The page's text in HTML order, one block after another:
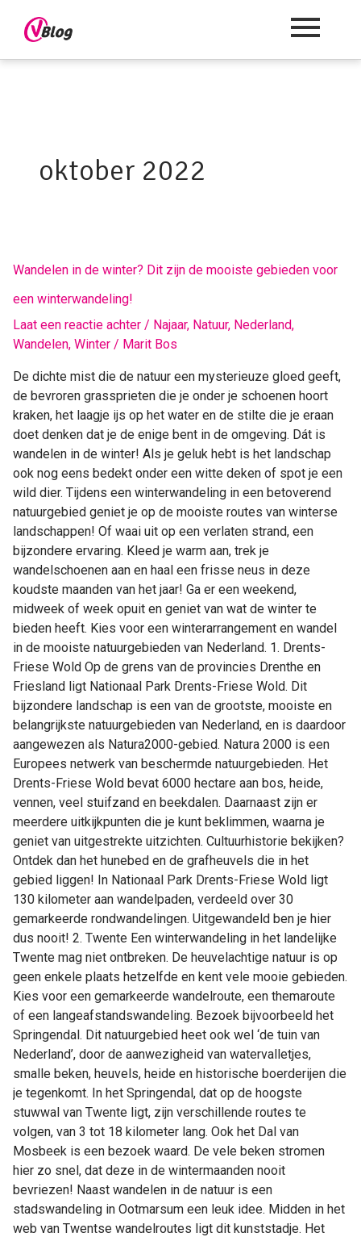
oktober 2022
Wandelen in de winter? Dit zijn de mooiste gebieden voor
een winterwandeling!
Laat een reactie achter / Najaar, Natuur, Nederland,
Wandelen, Winter / Marit Bos
De dichte mist die de natuur een mysterieuze gloed geeft,
de bevroren grassprieten die je onder je schoenen hoort
kraken, het laagje ijs op het water en de stilte die je eraan
doet denken dat je de enige bent in de omgeving. Dát is
wandelen in de winter! Als je geluk hebt is het landschap
ook nog eens bedekt onder een witte deken of spot je een
wild dier. Tijdens een winterwandeling in een betoverend
natuurgebied geniet je op de mooiste routes van winterse
landschappen! Of waai uit op een verlaten strand, een
bijzondere ervaring. Kleed je warm aan, trek je
wandelschoenen aan en haal een frisse neus in deze
koudste maanden van het jaar! Ga er een weekend,
midweek of week opuit en geniet van wat de winter te
bieden heeft. Kies voor een winterarrangement en wandel
in de mooiste natuurgebieden van Nederland. 1. Drents-
Friese Wold Op de grens van de provincies Drenthe en
Friesland ligt Nationaal Park Drents-Friese Wold. Dit
bijzondere landschap is een van de grootste, mooiste en
belangrijkste natuurgebieden van Nederland, en is daardoor
aangewezen als Natura2000-gebied. Natura 2000 is een
Europees netwerk van beschermde natuurgebieden. Het
Drents-Friese Wold bevat 6000 hectare aan bos, heide,
vennen, veel stuifzand en beekdalen. Daarnaast zijn er
meerdere uitkijkpunten die je kunt beklimmen, waarna je
geniet van uitgestrekte uitzichten. Cultuurhistorie bekijken?
Ontdek dan het hunebed en de grafheuvels die in het
gebied liggen! In Nationaal Park Drents-Friese Wold ligt
130 kilometer aan wandelpaden, verdeeld over 30
gemarkeerde rondwandelingen. Uitgewandeld ben je hier
dus nooit! 2. Twente Een winterwandeling in het landelijke
Twente mag niet ontbreken. De heuvelachtige natuur is op
geen enkele plaats hetzelfde en kent vele mooie gebieden.
Kies voor een gemarkeerde wandelroute, een themaroute
of een langeafstandswandeling. Bezoek bijvoorbeeld het
Springendal. Dit natuurgebied heet ook wel ‘de tuin van
Nederland’, door de aanwezigheid van watervalletjes,
smalle beken, heuvels, heide en historische boerderijen die
je tegenkomt. In het Springendal, dat op de hoogste
stuwwal van Twente ligt, zijn verschillende routes te
volgen, van 3 tot 18 kilometer lang. Ook het Dal van
Mosbeek is een bezoek waard. De vele beken stromen
hier zo snel, dat deze in de wintermaanden nooit
bevriezen! Naast wandelen in de natuur is een
stadswandeling in Ootmarsum een leuk idee. Midden in het
web van Twentse wandelroutes ligt dit kunststadje. Het
Wandelen
de
winter?
Dit
de
mooiste
gebieden
voor
een
winterwandeling!